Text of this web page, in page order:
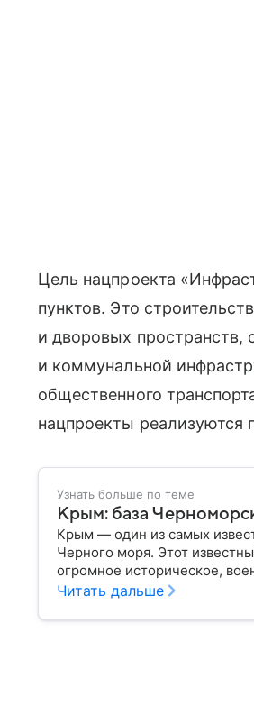
Цель нацпроекта
пунктов. Это
и дворовых пространств,
и коммунальной
общественного
нацпроекты
Узнать больше по теме
Крым: база
Крым — один из самых
Черного моря. Этот
огромное историческое,
переходил от одного
Читать дальше